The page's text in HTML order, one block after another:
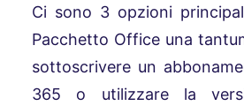
Ci sono 3 opzioni
Pacchetto Office una
sottoscrivere un
365 o utilizzare la